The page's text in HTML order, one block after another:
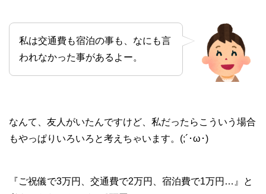
私は交通費も宿泊の事も、なにも言
われなかった事があるよー。
なんて、友人がいたんですけど、私だったらこういう場合
もやっぱりいろいろと考えちゃいます。(;´･ω･)
『ご祝儀で3万円、交通費で2万円、宿泊費で1万円…』と